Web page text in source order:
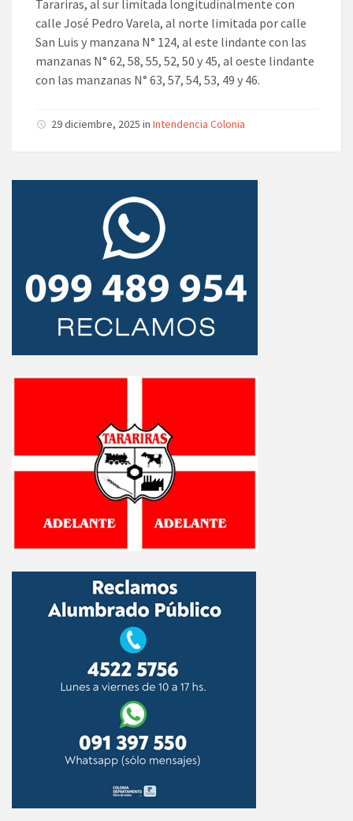
Tarariras, al sur limitada longitudinalmente con
calle José Pedro Varela, al norte limitada por calle
San Luis y manzana N° 124, al este lindante con las
manzanas N° 62, 58, 55, 52, 50 y 45, al oeste lindante
con las manzanas N° 63, 57, 54, 53, 49 y 46.
29 diciembre, 2025 in Intendencia Colonia